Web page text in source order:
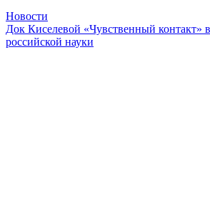
Новости
Док Киселевой «Чувственный контакт»
российской науки